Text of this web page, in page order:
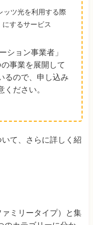
ッツ光を利用する際
するサービス
ション事業者」
事業を展開して
るので、申し込み
ださい。
て、さらに詳しく紹
ミリータイプ）と集